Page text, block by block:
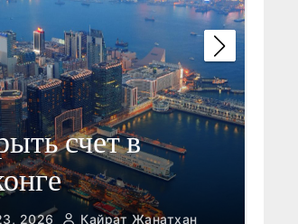
счет в
2026 Кайрат Жанатхан